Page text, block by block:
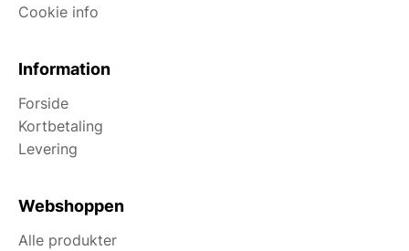
Cookie info
Information
Forside
Kortbetaling
Levering
Webshoppen
Alle produkter